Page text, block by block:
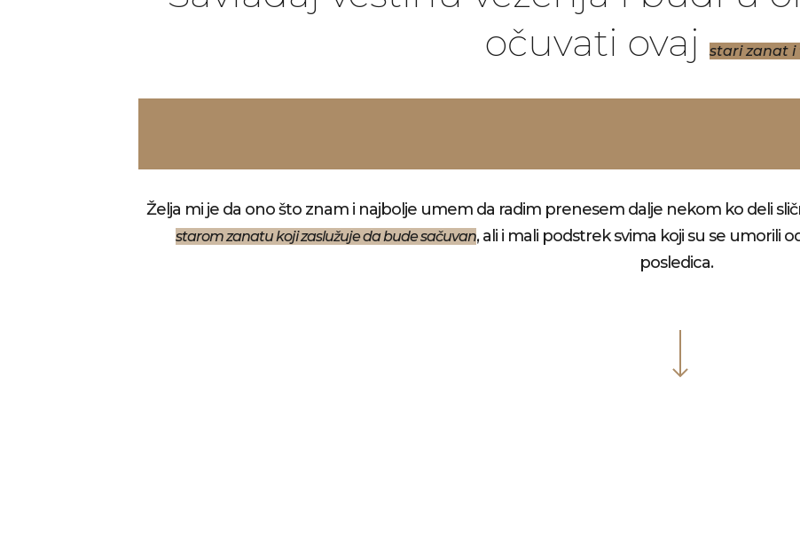
očuvati ovaj
stari zanat
Želja mi je da ono što znam i najbolje umem da radim prenesem dalje nekom ko deli
starom zanatu koji zaslužuje da bude sačuvan, ali i mali podstrek svima koji su se umorili
posledica.